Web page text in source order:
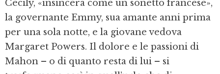
Cecily, «insincera come un sonetto francese»,
la governante Emmy, sua amante anni prima
per una sola notte, e la giovane vedova
Margaret Powers. Il dolore e le passioni di
Mahon – o di quanto resta di lui – si